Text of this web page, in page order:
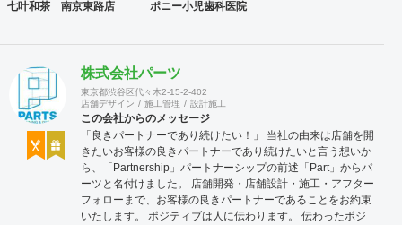
七叶和茶 南京東路店 ポニー小児歯科医院
株式会社パーツ
東京都渋谷区代々木2-15-2-402
店舗デザイン
施工管理 設計施工
この会社からのメッセージ
「良きパートナーであり続けたい！」 当社の由来は店舗を開
きたいお客様の良きパートナーであり続けたいと言う想いか
ら、「Partnership」パートナーシップの前述「Part」からパ
ーツと名付けました。 店舗開発・店舗設計・施工・アフター
フォローまで、お客様の良きパートナーであることをお約束
いたします。 ポジティブは人に伝わります。 伝わったポジ